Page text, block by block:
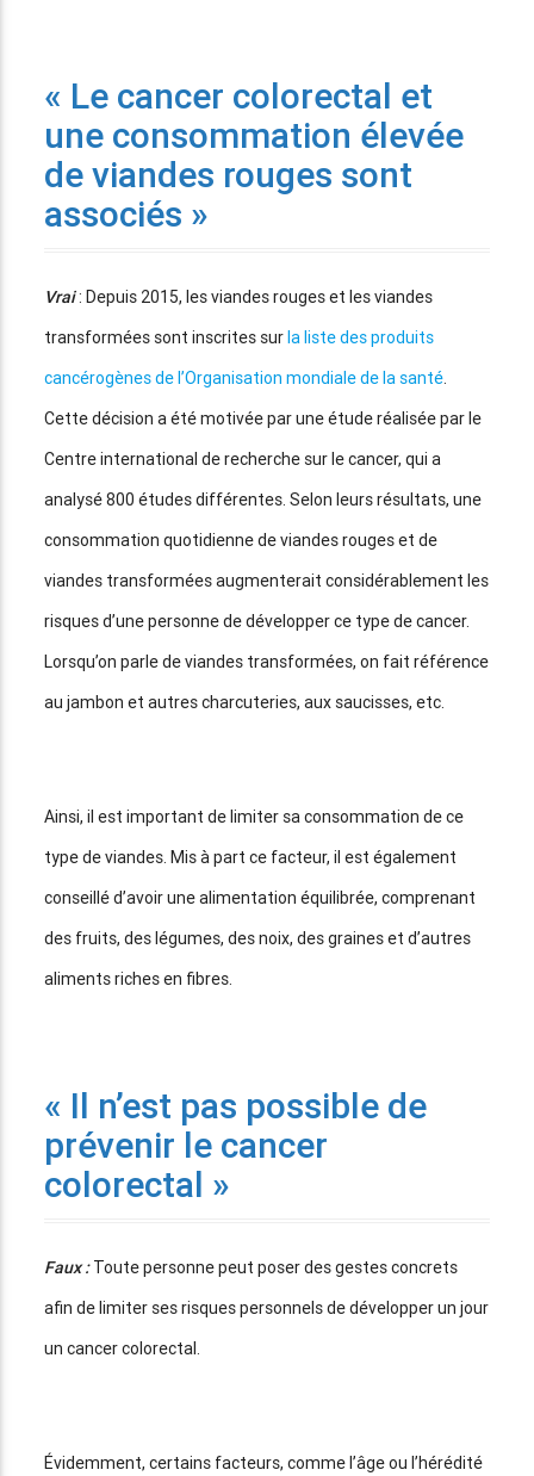
« Le cancer colorectal et
une consommation élevée
de viandes rouges sont
associés »
Vrai: Depuis 2015, les viandes rouges et les viandes
transformées sont inscrites surla liste des produits
cancérogènes de l’Organisation mondiale de la santé.
Cette décision a été motivée par une étude réalisée par le
Centre international de recherche sur le cancer, qui a
analysé 800 études différentes. Selon leurs résultats, une
consommation quotidienne de viandes rouges et de
viandes transformées augmenterait considérablement les
risques d’une personne de développer ce type de cancer.
Lorsqu’on parle de viandes transformées, on fait référence
au jambon et autres charcuteries, aux saucisses, etc.
Ainsi, il est important de limiter sa consommation de ce
type de viandes. Mis à part ce facteur, il est également
conseillé d’avoir une alimentation équilibrée, comprenant
des fruits, des légumes, des noix, des graines et d’autres
aliments riches en fibres.
« Il n’est pas possible de
prévenir le cancer
colorectal »
Faux :Toute personne peut poser des gestes concrets
afin de limiter ses risques personnels de développer un jour
un cancer colorectal.
Évidemment, certains facteurs, comme l’âge ou l’hérédité